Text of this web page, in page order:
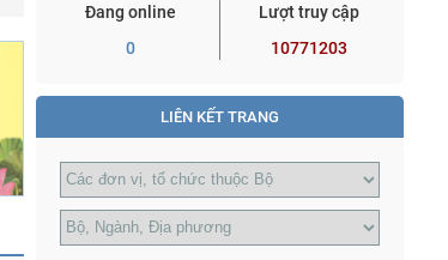
Đang online
0
Lượt truy cập
10771203
LIÊN KẾT TRANG